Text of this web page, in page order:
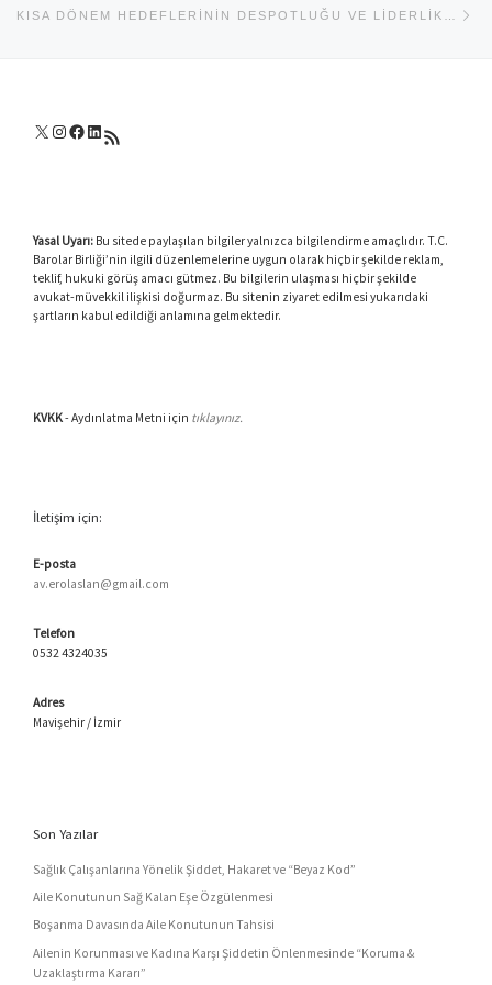
X Instagram
Facebook
LinkedIn
RSS akışı
Yasal Uyarı:Bu sitede paylaşılan bilgiler yalnızca bilgilendirme amaçlıdır. T.C.
Barolar Birliği’nin ilgili düzenlemelerine uygun olarak hiçbir şekilde reklam,
teklif, hukuki görüş amacı gütmez. Bu bilgilerin ulaşması hiçbir şekilde
avukat-müvekkil ilişkisi doğurmaz. Bu sitenin ziyaret edilmesi yukarıdaki
şartların kabul edildiği anlamına gelmektedir.
KVKK- Aydınlatma Metni için tıklayınız.
İletişim için:
E-posta
av.erolaslan@gmail.com
Telefon
0532 4324035
Adres
Mavişehir / İzmir
Son Yazılar
Sağlık Çalışanlarına Yönelik Şiddet, Hakaret ve “Beyaz Kod”
Aile Konutunun Sağ Kalan Eşe Özgülenmesi
Boşanma Davasında Aile Konutunun Tahsisi
Ailenin Korunması ve Kadına Karşı Şiddetin Önlenmesinde “Koruma &
Uzaklaştırma Kararı”